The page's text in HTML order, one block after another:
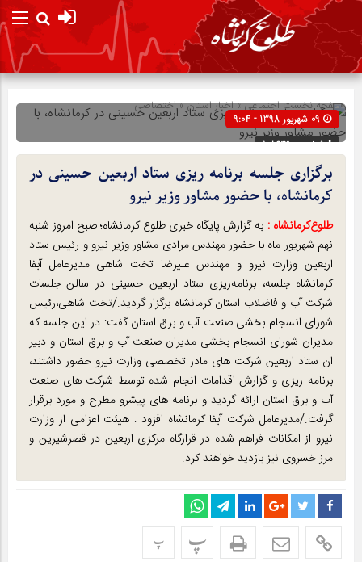
صفحه نخستاجتماعی»اخبار استان»اختصاصی
شناسه : 108649
برگزاری جلسه برنامه ریزی ستاد اربعین حسینی در
کرمانشاه، با حضور مشاور وزیر نیرو
طلوع‌‌کرمانشاه : به گزارش پایگاه خبری طلوع کرمانشاه؛ صبح امروز شنبه
نهم شهریور ماه با حضور مهندس مرادی مشاور وزیر نیرو و رئیس ستاد
اربعین وزارت نیرو و مهندس علیرضا تخت شاهی مدیرعامل آبفا
کرمانشاه جلسه، برنامه‌ریزی ستاد اربعین حسینی در سالن جلسات
شرکت آب و فاضلاب استان کرمانشاه برگزار گردید./تخت شاهی،رئیس
شورای انسجام بخشی صنعت آب و برق استان گفت: در این جلسه که
مدیران شورای انسجام بخشی مدیران صنعت آب و برق استان و دبیر
ان ستاد اربعین شرکت های مادر تخصصی وزارت نیرو حضور داشتند،
برنامه ریزی و گزارش اقدامات انجام شده توسط شرکت های صنعت
آب و برق استان ارائه گردید و برنامه های پیشرو مطرح و مورد برقرار
گرفت./مدیرعامل شرکت آبفا کرمانشاه افزود : هیئت اعزامی از وزارت
نیرو از امکانات فراهم شده در قرارگاه مرکزی اربعین در قصرشیرین و
مرز خسروی نیز بازدید خواهند کرد.
پ پ